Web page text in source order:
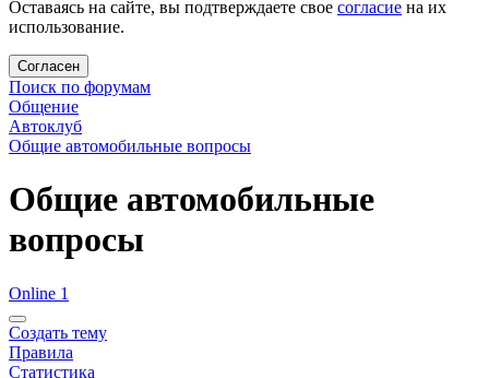
Оставаясь на сайте, вы подтверждаете свое согласие на их
использование.
Согласен
Поиск по форумам
Общение
Автоклуб
Общие автомобильные вопросы
Общие автомобильные
вопросы
Online 1
Создать тему
Правила
Статистика